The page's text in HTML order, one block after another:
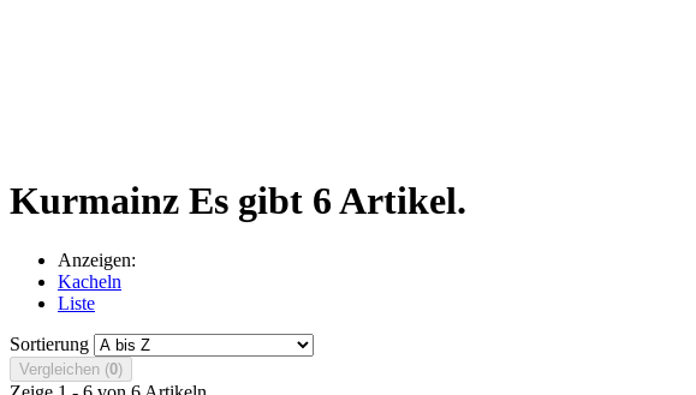
Kurmainz Es gibt 6 Artikel.
Anzeigen:
Kacheln
Liste
Sortierung
Vergleichen (0)